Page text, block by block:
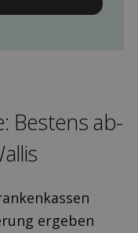
Bestens ab­
ergeben